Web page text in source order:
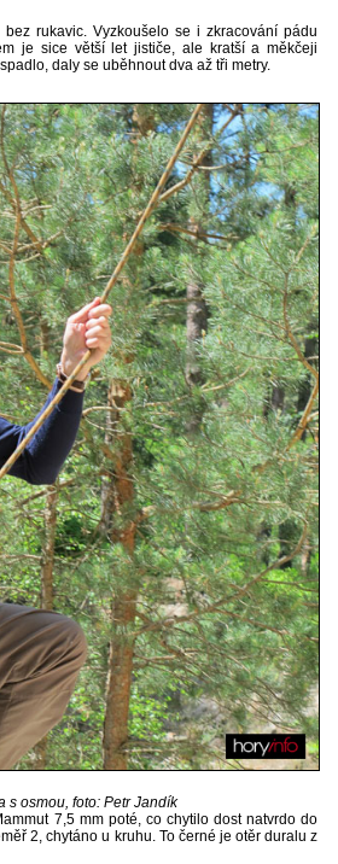
rukavic. Vyzkoušelo se i zkracování pádu
je sice větší let jističe, ale kratší a měkčeji
daly se uběhnout dva až tři metry.
s osmou, foto: Petr Jandík
7,5 mm poté, co chytilo dost natvrdo do
2, chytáno u kruhu. To černé je otěr duralu z